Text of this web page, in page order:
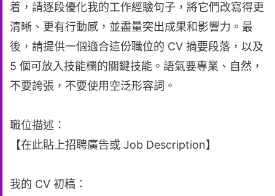
着，請逐段優化我的工作經驗句子，將它們改寫得更
清晰、更有行動感，並盡量突出成果和影響力。最
後，請提供一個適合這份職位的 CV 摘要段落，以及
5 個可放入技能欄的關鍵技能。語氣要專業、自然，
不要誇張，不要使用空泛形容詞。
職位描述：
【在此貼上招聘廣告或 Job Description】
我的 CV 初稿：